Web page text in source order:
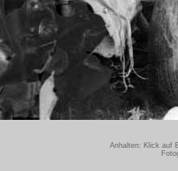
Anhalten: Klick auf